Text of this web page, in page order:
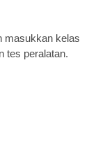
masukkan kelas
tes peralatan.